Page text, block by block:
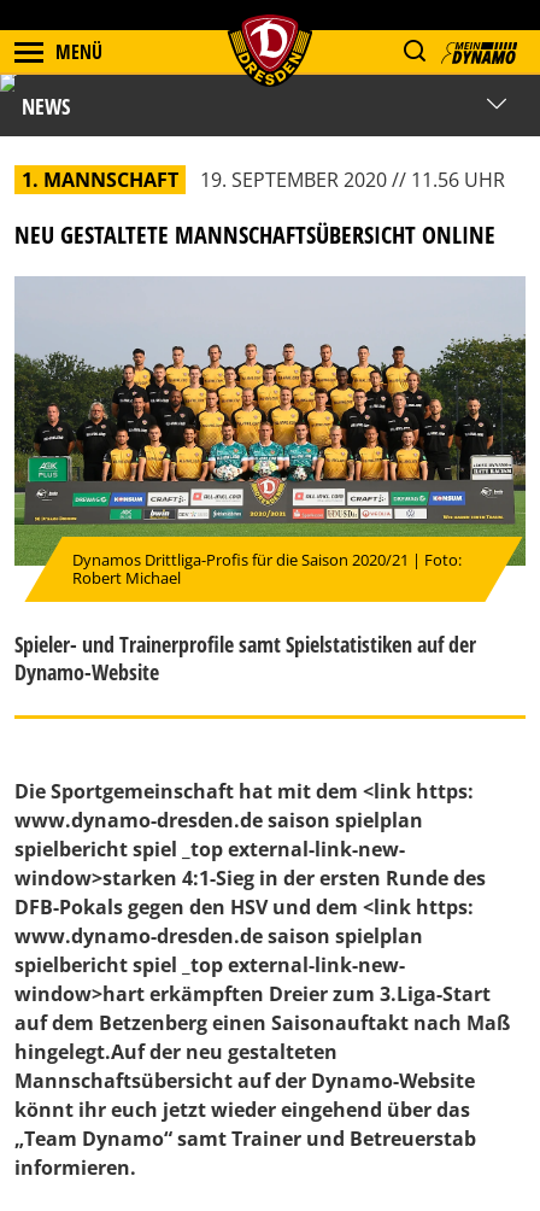
MENÜ
NEWS
1. MANNSCHAFT 19. SEPTEMBER 2020 // 11.56 UHR
NEU GESTALTETE MANNSCHAFTSÜBERSICHT ONLINE
Dynamos Drittliga-Profis für die Saison 2020/21 | Foto:
Robert Michael
Spieler- und Trainerprofile samt Spielstatistiken auf der
Dynamo-Website
Die Sportgemeinschaft hat mit dem <link https:
www.dynamo-dresden.de saison spielplan
spielbericht spiel _top external-link-new-
window>starken 4:1-Sieg in der ersten Runde des
DFB-Pokals gegen den HSV und dem <link https:
www.dynamo-dresden.de saison spielplan
spielbericht spiel _top external-link-new-
window>hart erkämpften Dreier zum 3.Liga-Start
auf dem Betzenberg einen Saisonauftakt nach Maß
hingelegt.Auf der neu gestalteten
Mannschaftsübersicht auf der Dynamo-Website
könnt ihr euch jetzt wieder eingehend über das
„Team Dynamo“ samt Trainer und Betreuerstab
informieren.